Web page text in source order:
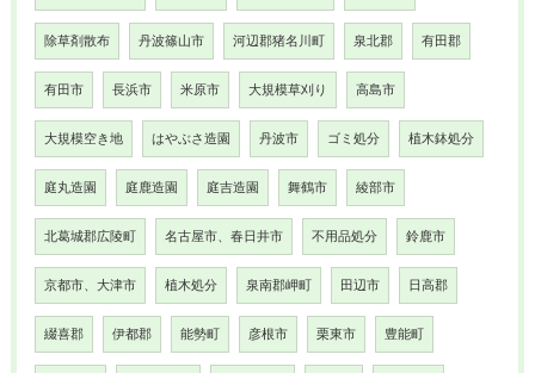
除草剤散布 丹波篠山市 河辺郡猪名川町 泉北郡 有田郡
有田市 長浜市 米原市 大規模草刈り 高島市
大規模空き地 はやぶさ造園 丹波市 ゴミ処分 植木鉢処分
庭丸造園 庭鹿造園 庭吉造園 舞鶴市 綾部市
北葛城郡広陵町 名古屋市、春日井市 不用品処分 鈴鹿市
京都市、大津市 植木処分 泉南郡岬町 田辺市 日高郡
綴喜郡 伊都郡 能勢町 彦根市 栗東市 豊能町